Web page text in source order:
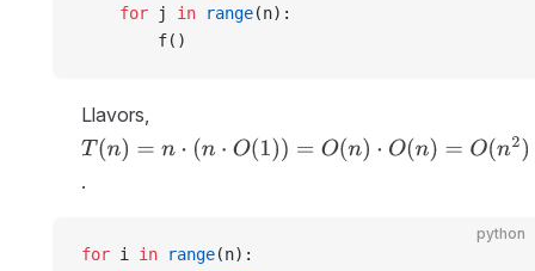
    for
j in range(n):
        f()
Llavors,
T (n)= n·( n·O( 1)) = O(n)·O( n)=O(n2)
.
python
for i in range(n):